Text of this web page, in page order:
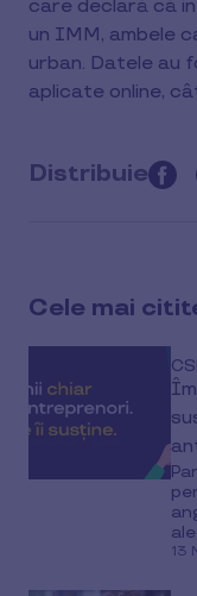
care declară că
un IMM, ambele
urban. Datele au
aplicate online,
Distribuie
this
media
Cele mai
13